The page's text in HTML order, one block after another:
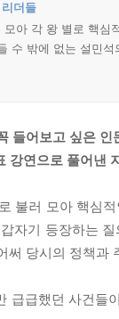
더들
아 각 왕 별로 핵
수 밖에 없는 설민
들어보고 싶은 인
강연으로 풀어낸
불러 모아 핵심
자기 등장하는
써 당시의 정책과
급급했던 사건들